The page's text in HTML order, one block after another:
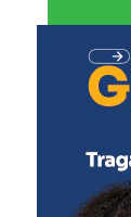
Ações
Durante a
obtidos por